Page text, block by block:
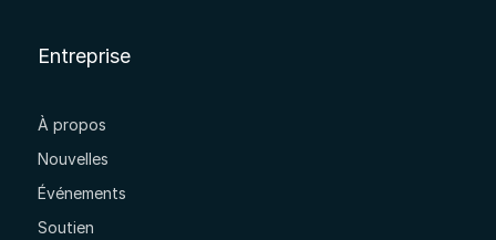
Entreprise
À propos
Nouvelles
Événements
Soutien